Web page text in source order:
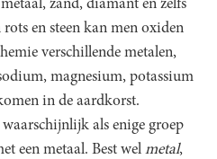
zand, diamant en zelfs
en steen kan men oxiden
verschillende metalen,
magnesium, potassium
in de aardkorst.
als enige groep
een metaal. Best wel metal,